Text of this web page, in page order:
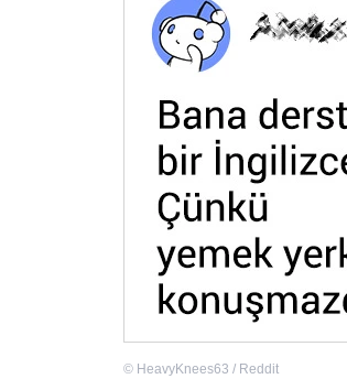
© HeavyKnees63 / Reddit